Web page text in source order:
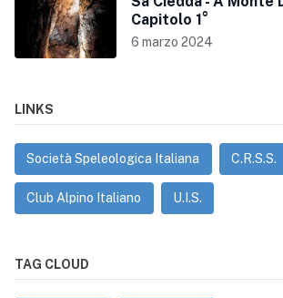
Capitolo 1°
6 marzo 2024
LINKS
Società Speleologica Italiana C.R.S.S.
Club Alpino Italiano U.I.S.
TAG CLOUD